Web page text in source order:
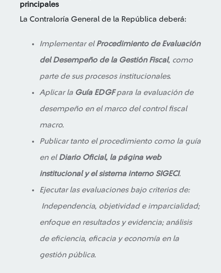
principales
La Contraloría General de la República deberá:
Implementar elProcedimiento de Evaluación
del Desempeño de la Gestión Fiscal, como
parte de sus procesos institucionales.
Aplicar la Guía EDGFpara la evaluación de
desempeño en el marco del control fiscal
macro.
Publicar tanto el procedimiento como la guía
en elDiario Oficial, la página web
institucional y el sistema interno SIGECI.
Ejecutar las evaluaciones bajo criterios de:
Independencia, objetividad e imparcialidad;
enfoque en resultados y evidencia; análisis
de eficiencia, eficacia y economía en la
gestión pública.